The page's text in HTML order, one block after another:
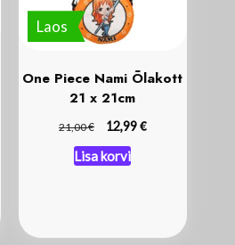
Laos
One Piece Nami Õlakott
21 x 21cm
21,00€ 12,99€
Lisa korvi